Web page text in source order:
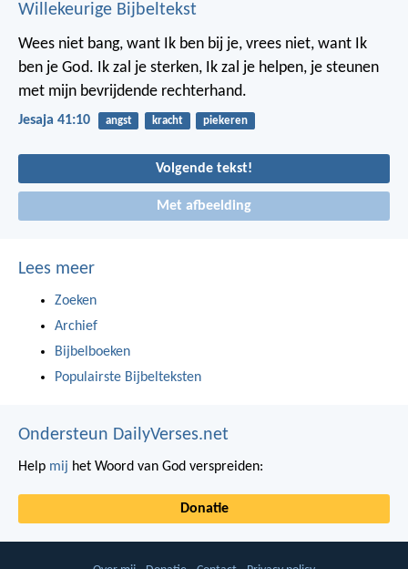
Willekeurige Bijbeltekst
Wees niet bang, want Ik ben bij je, vrees niet, want Ik
ben je God. Ik zal je sterken, Ik zal je helpen, je steunen
met mijn bevrijdende rechterhand.
Jesaja 41:10 angst kracht piekeren
Volgende tekst!
Met afbeelding
Lees meer
Zoeken
Archief
Bijbelboeken
Populairste Bijbelteksten
Ondersteun DailyVerses.net
Help mij het Woord van God verspreiden:
Donatie